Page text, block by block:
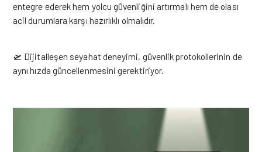
entegre ederek hem yolcu güvenliğini artırmalı hem de olası
acil durumlara karşı hazırlıklı olmalıdır.
🛫 Dijitalleşen seyahat deneyimi, güvenlik protokollerinin de
aynı hızda güncellenmesinigerektiriyor.